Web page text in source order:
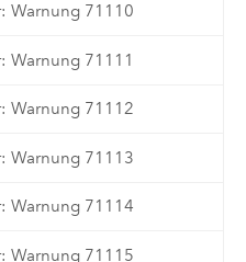
Warnung 71110
Warnung 71111
Warnung 71112
Warnung 71113
Warnung 71114
Warnung 71115